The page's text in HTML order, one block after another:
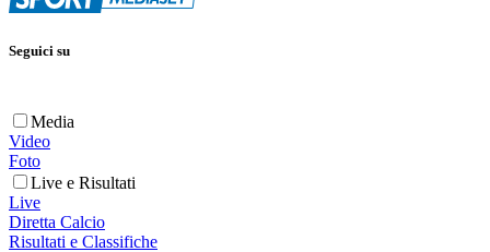
Seguici su
Media
Video
Foto
Live e Risultati
Live
Diretta Calcio
Risultati e Classifiche